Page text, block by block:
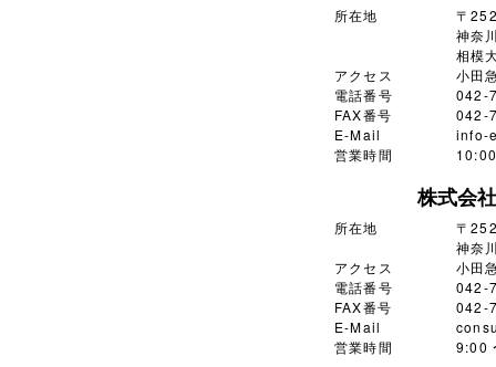
所在地
〒
神奈
相模
アクセス
小田
電話番号
042-
FAX番号
042-
E-Mail
info-
営業時間
株式会
所在地
〒
神奈
アクセス
小田
電話番号
042-
FAX番号
042-
E-Mail
営業時間
9:00